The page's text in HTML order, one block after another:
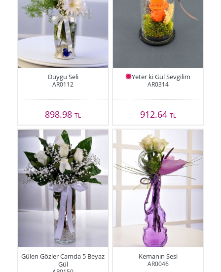
Duygu Seli
AR0112
898.98TL
Yeter ki Gül Sevgilim
AR0314
912.64 TL
Gülen Gözler Camda 5 Beyaz
Gül
Kemanın Sesi
AR0046